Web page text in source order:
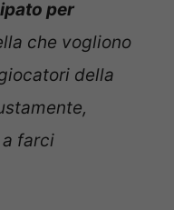
per
che vogliono
della
a farci